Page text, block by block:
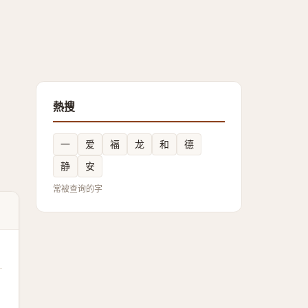
熱搜
一 爱 福 龙 和
德
静
安
常被查询的字